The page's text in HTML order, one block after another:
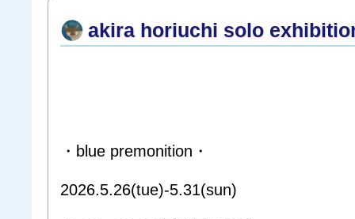
akira horiuchi solo
・blue premonition・
2026.5.26(tue)-5.31(sun)